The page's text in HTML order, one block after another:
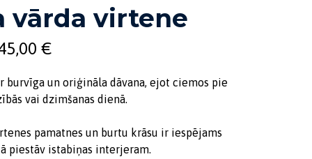
vārda virtene
€
burvīga un oriģināla dāvana, ejot ciemos pie
vai dzimšanas dienā.
pamatnes un burtu krāsu ir iespējams
piestāv istabiņas interjeram.